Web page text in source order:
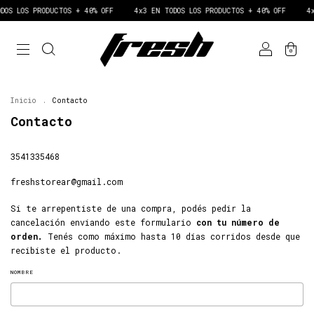
LOS PRODUCTOS + 40% OFF 4x3 EN TODOS LOS PRODUCTOS + 40% OFF
0
Inicio . Contacto
Contacto
3541335468
freshstorear@gmail.com
Si te arrepentiste de una compra, podés pedir la
cancelación enviando este formulario con tu número de
orden.
Tenés como máximo hasta 10 días corridos desde que
recibiste el producto.
NOMBRE